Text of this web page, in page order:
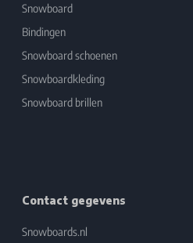
Snowboard
Bindingen
Snowboard schoenen
Snowboardkleding
Snowboard brillen
Contact gegevens
Snowboards.nl